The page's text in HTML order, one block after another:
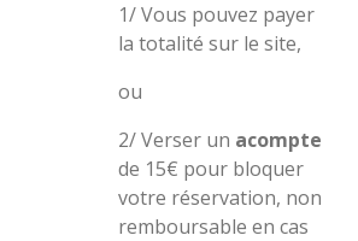
1/ Vous pouvez payer
la totalité sur le site,
ou
2/ Verser un acompte
de 15€ pour bloquer
votre réservation, non
remboursable en cas